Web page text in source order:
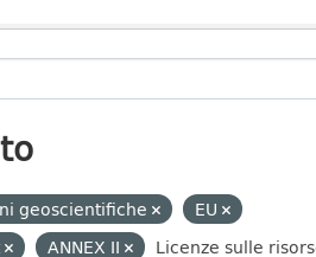
geoscientifiche
EU
ANNEX II Licenze sulle